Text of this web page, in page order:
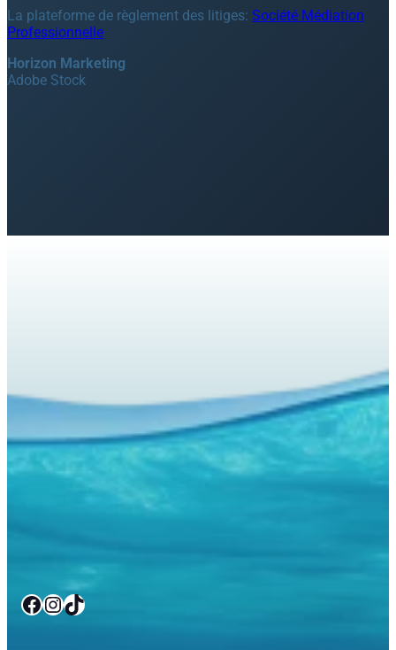
La plateforme de règlement des litiges: Société Médiation
Professionnelle
Horizon Marketing
Adobe Stock
Facebook InstagramTikTok